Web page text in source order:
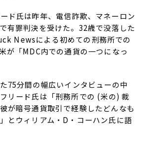
ド氏は昨年、電信詐欺、マネーロン
有罪判決を受けた。32歳で没落した
Newsによる初めての刑務所での
が「MDC内での通貨の一つになっ
75分間の幅広いインタビューの中
リード氏は「刑務所での (米の) 裁
が暗号通貨取引で経験したどんなも
とウィリアム・D・コーハン氏に語